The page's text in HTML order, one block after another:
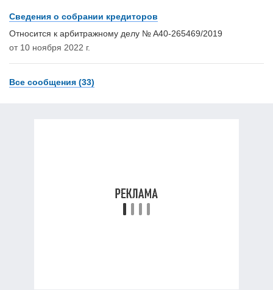
Сведения о собрании кредиторов
Относится к арбитражному делу № А40-265469/2019
от 10 ноября 2022 г.
Все сообщения (33)